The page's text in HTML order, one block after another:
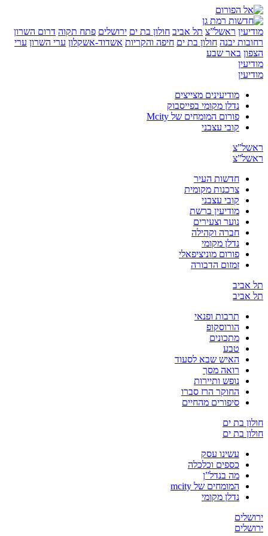
ראשל”צ תל אביב חולון בת ים ירושלים פתח תקוה דרום השרון
יבנה חולון בת ים חיפה והקריות אשדוד-אשקלון ערי השרון ערי
באר שבע
מודיעינים מצייצים
נדלן מקומי בפייסבוק
פורום המומחים של Mcity
קובי עצבני
חדשות העיר
צרכנות מקומית
קובי עצבני
מודיעין ברשת
נוער וצעירים
חברה וקהילה
נדלן מקומי
פורום מוניציפאלי
זמזום הדבורה
תרבות ופנאי
הורוסקופ
מתכונים
טבע
האיש שבא לסעוד
רואה מסך
נופש ותיירות
החוקר הרז סברו
סיפורים מהחיים
בת ים
בת ים
עשינו עסק
כספים וכלכלה
מה בנדל”ן
המומחים של mcity
נדלן מקומי